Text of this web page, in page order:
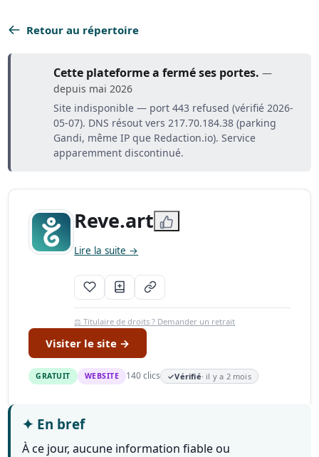
Retour au répertoire
Cette plateforme a fermé ses portes.—
depuis mai 2026
Site indisponible — port 443 refused (vérifié 2026-
05-07). DNS résout vers 217.70.184.38 (parking
Gandi, même IP que Redaction.io). Service
apparemment discontinué.
Reve.art
Lire la suite →
⚖️ Titulaire de droits ? Demander un retrait
Visiter le site →
GRATUIT WEBSITE 140 clics ✓Vérifié· il y a 2 mois
✦ En bref
À ce jour, aucune information fiable ou